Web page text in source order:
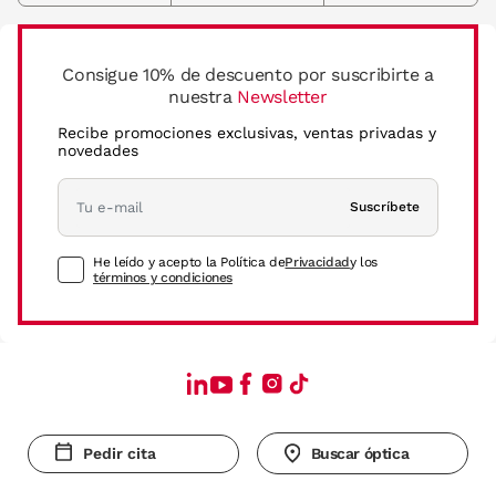
Consigue 10% de descuento por suscribirte a
nuestra Newsletter
Recibe promociones exclusivas, ventas privadas y
novedades
Suscríbete
He leído y acepto la Política dePrivacidady los
términos y condiciones
Pedir cita Buscar óptica